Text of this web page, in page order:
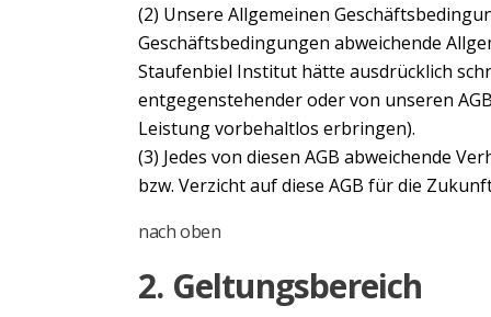
(2) Unsere Allgemeinen
Geschäftsbedingungen abweichende
Staufenbiel Institut hätte ausdrücklich
entgegenstehender oder von unseren
Leistung vorbehaltlos erbringen).
(3) Jedes von diesen AGB abweichende
bzw. Verzicht auf diese AGB für die
nach oben
2. Geltungsbereich